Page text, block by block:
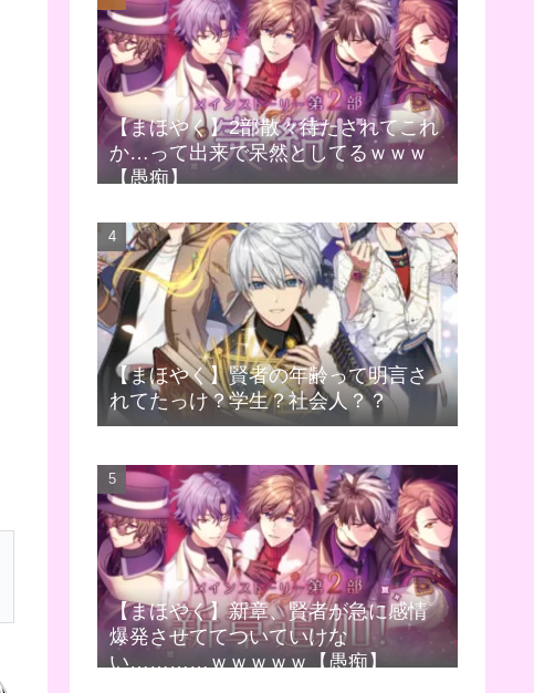
【まほやく】2部散々待たされてこれ
か…って出来で呆然としてるｗｗｗ
【愚痴】
【まほやく】賢者の年齢って明言さ
れてたっけ？学生？社会人？？
【まほやく】新章、賢者が急に感情
爆発させててついていけな
い…………ｗｗｗｗｗ【愚痴】